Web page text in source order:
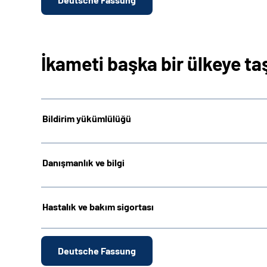
İkameti başka bir ülkeye
Bildirim yükümlülüğü
Danışmanlık ve bilgi
Hastalık ve bakım sigortası
Deutsche Fassung